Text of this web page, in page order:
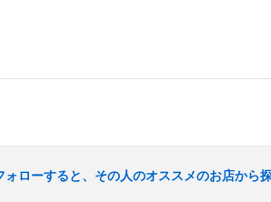
ローすると、その人のオススメのお店から探